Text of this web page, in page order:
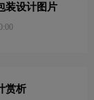
装设计图片
赏析